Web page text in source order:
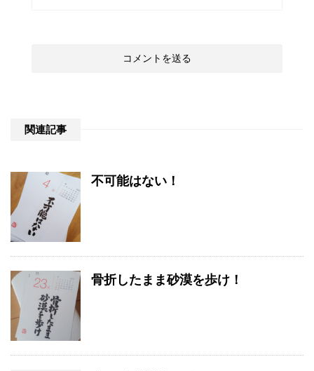
関連記事
不可能はない！
骨折したまま砂漠を歩け！